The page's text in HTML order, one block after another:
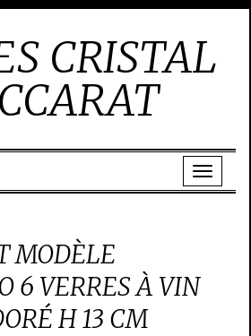
CRISTAL
MODÈLE
6 VERRES À VIN
H 13 CM